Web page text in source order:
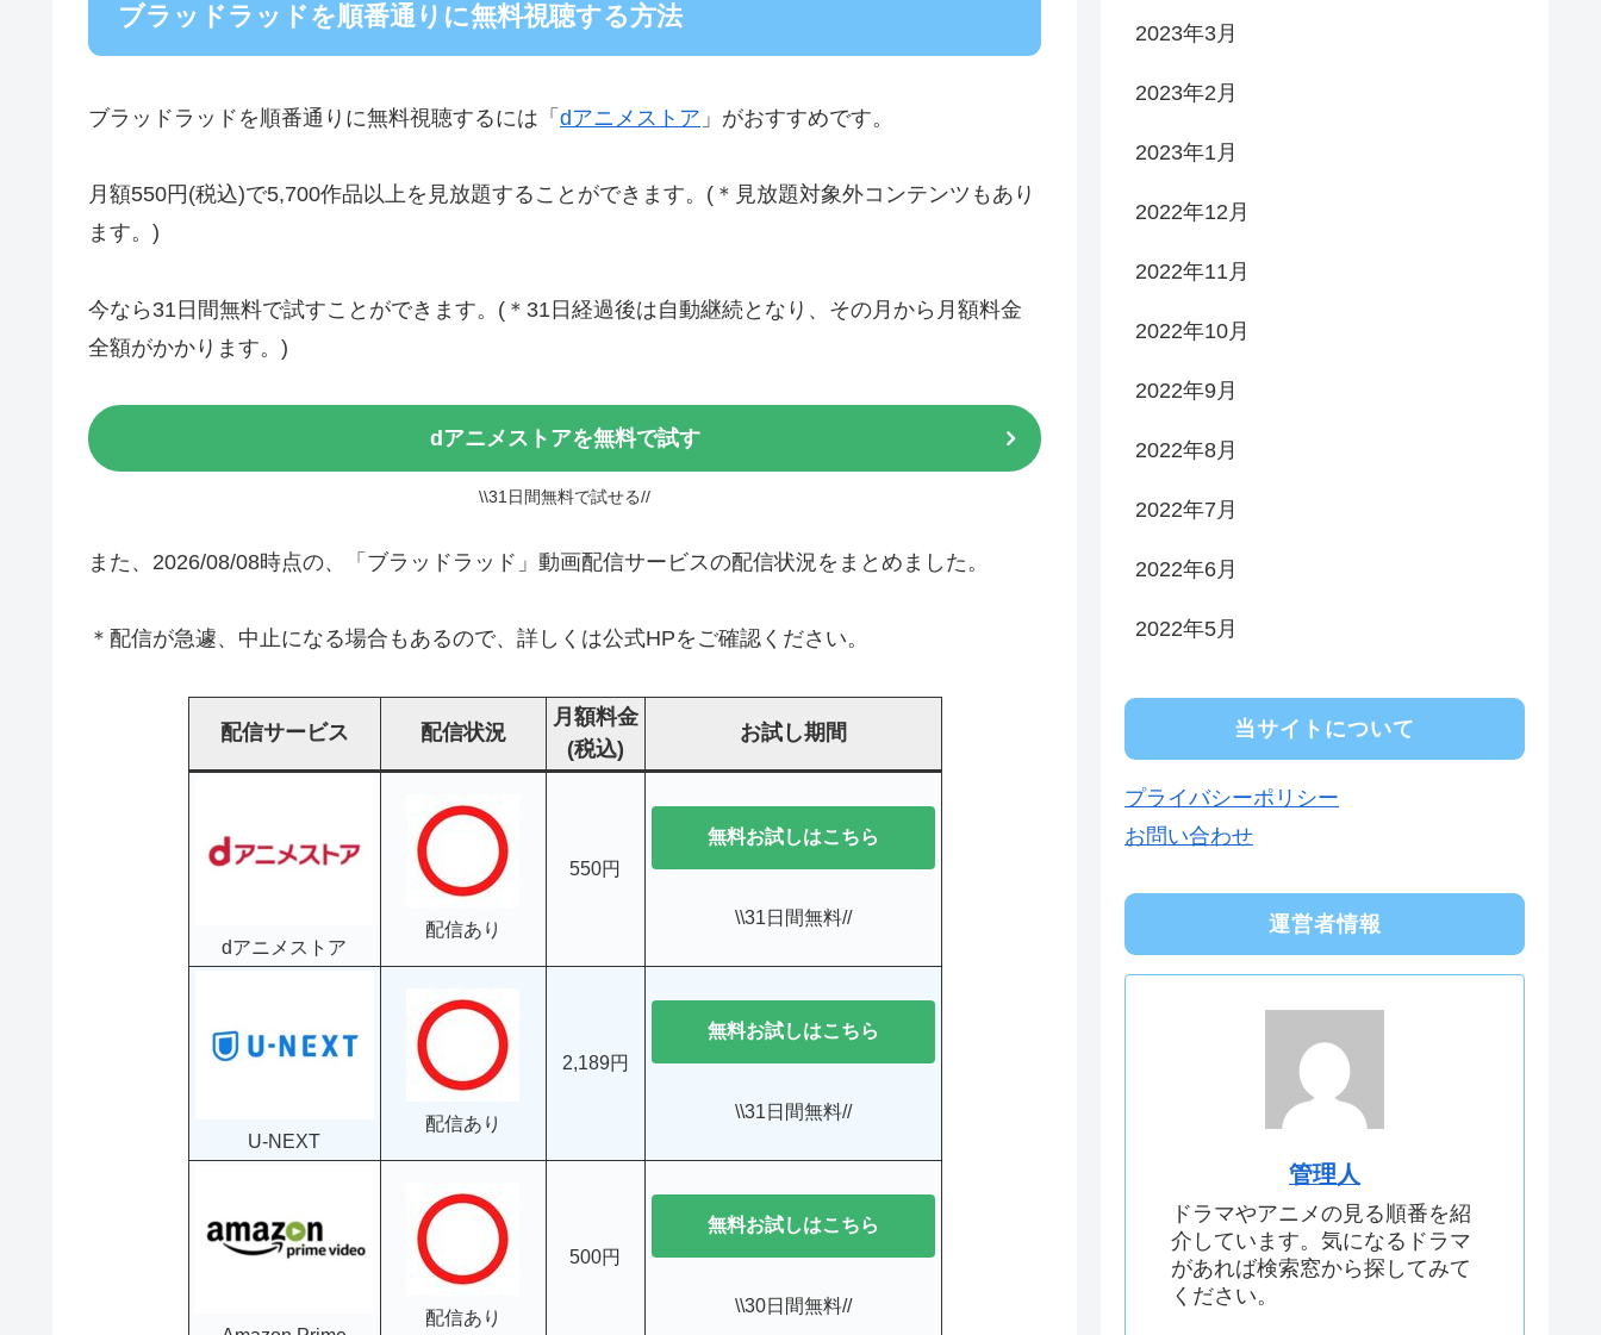
ブラッドラッドを順番通りに無料視聴する方法
ブラッドラッドを順番通りに無料視聴するには「 dアニメストア 」がおすすめです。
月額550円(税込)で5,700作品以上を見放題することができます。(＊見放題対象外コンテンツもあり
ます。)
今なら31日間無料で試すことができます。(＊31日経過後は自動継続となり、その月から月額料金
全額がかかります。)
dアニメストアを無料で試す
\\31日間無料で試せる//
また、2026/08/08時点の、「ブラッドラッド」動画配信サービスの配信状況をまとめました。
＊配信が急遽、中止になる場合もあるので、詳しくは公式HPをご確認ください。
配信サービス 配信状況
月額料金
(税込)
お試し期間
dアニメストア
配信あり
550円
無料お試しはこちら
\\31日間無料//
U-NEXT
配信あり
2,189円
無料お試しはこちら
\\31日間無料//
配信あり
500円
無料お試しはこちら
\\30日間無料//
2023年3月
2023年2月
2023年1月
2022年12月
2022年11月
2022年10月
2022年9月
2022年8月
2022年7月
2022年6月
2022年5月
当サイトについて
プライバシーポリシー
お問い合わせ
運営者情報
管理人
ドラマやアニメの見る順番を紹
介しています。気になるドラマ
があれば検索窓から探してみて
ください。